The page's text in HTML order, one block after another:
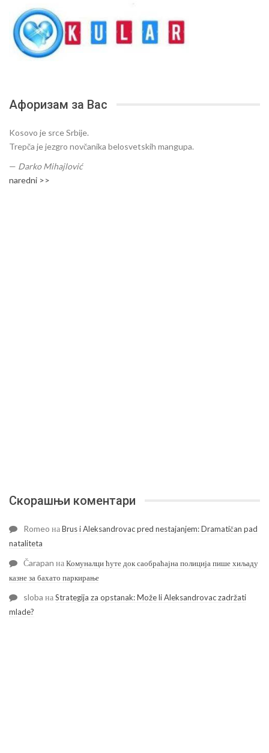
Афоризам за Вас
Kosovo je srce Srbije.
Trepča je jezgro novčanika belosvetskih mangupa.
— Darko Mihajlović
naredni >>
Скорашњи коментари
Romeo наBrus i Aleksandrovac pred nestajanjem: Dramatičan pad
nataliteta
Čarapan наКомуналци ћуте док саобраћајна полиција пише хиљаду
казне за бахато паркирање
sloba наStrategija za opstanak: Može li Aleksandrovac zadržati
mlade?